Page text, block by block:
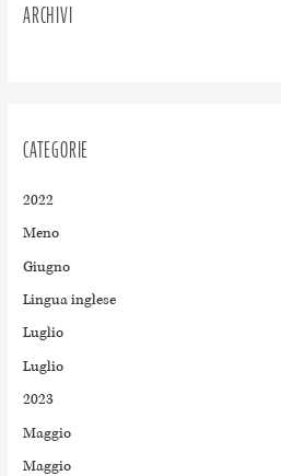
ARCHIVI
CATEGORIE
2022
Meno
Giugno
Lingua inglese
Luglio
Luglio
2023
Maggio
Maggio